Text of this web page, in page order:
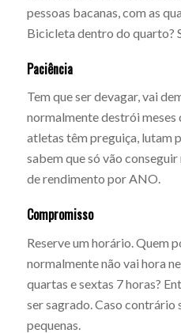
pessoas bacanas, com as
Bicicleta dentro do quarto?
Paciência
Tem que ser devagar, vai
normalmente destrói
atletas têm preguiça, lutam
sabem que só vão
de rendimento por ANO.
Compromisso
Reserve um horário. Quem
normalmente não vai hora
quartas e sextas 7 horas?
ser sagrado. Caso contrário
pequenas.